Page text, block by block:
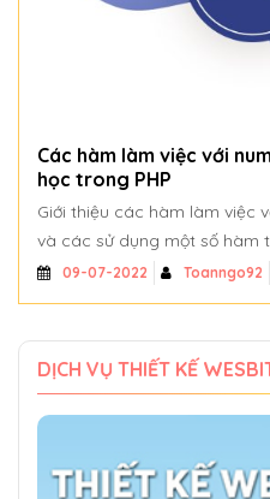
Các hàm làm việc với
học trong PHP
Giới thiệu các hàm làm việc
và các sử dụng một số hàm
09-07-2022 Toanngo92
DỊCH VỤ THIẾT KẾ